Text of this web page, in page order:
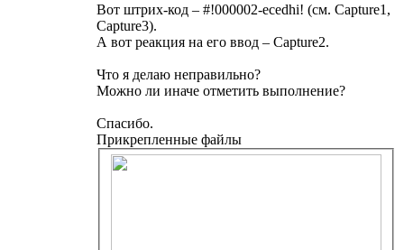
Вот штрих-код – #!000002-ecedhi! (см. Capture1,
Capture3).
А вот реакция на его ввод – Capture2.
Что я делаю неправильно?
Можно ли иначе отметить выполнение?
Спасибо.
Прикрепленные файлы